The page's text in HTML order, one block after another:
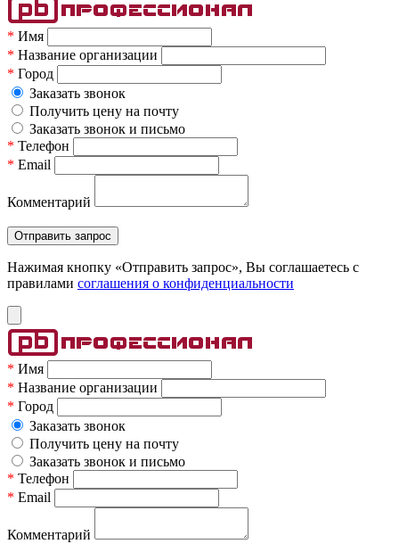
* Имя
* Название организации
* Город
Заказать звонок
Получить цену на почту
Заказать звонок и письмо
* Телефон
* Email
Комментарий
Нажимая кнопку «Отправить запрос», Вы соглашаетесь c
правилами соглашения о конфиденциальности
* Имя
* Название организации
* Город
Заказать звонок
Получить цену на почту
Заказать звонок и письмо
* Телефон
* Email
Комментарий